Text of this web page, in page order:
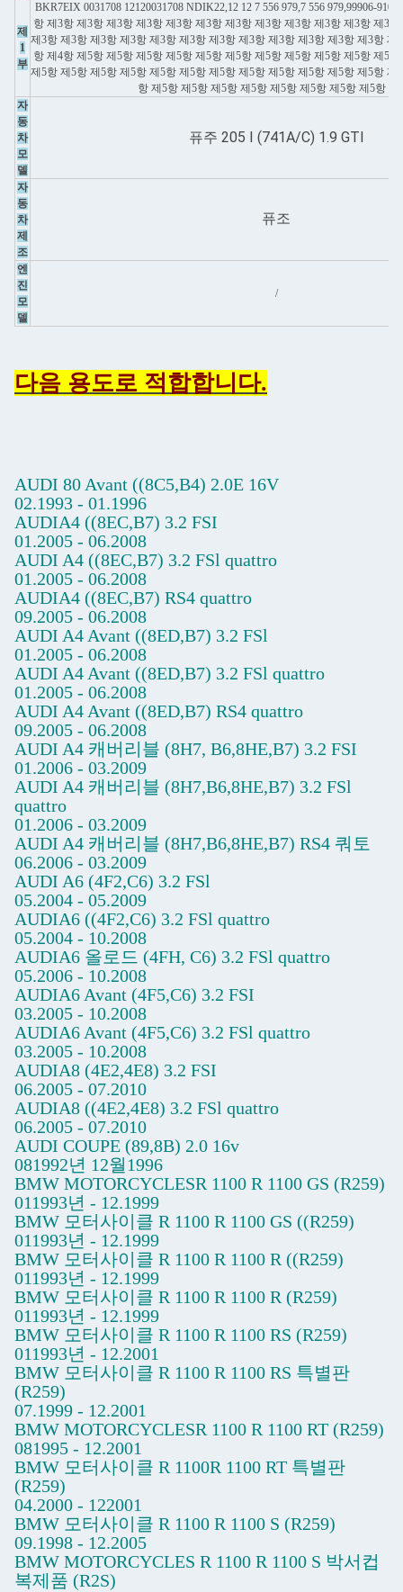
제
1
부
BKR7EIX 0031708 12120031708 NDIK22,12 12 7 556 979,7 556 979,99906-
항 제3항 제3항 제3항 제3항 제3항 제3항 제3항 제3항 제3항 제3항 제3항 제3
제3항 제3항 제3항 제3항 제3항 제3항 제3항 제3항 제3항 제3항 제3항 제3항 제
항 제4항 제5항 제5항 제5항 제5항 제5항 제5항 제5항 제5항 제5항 제5항 제5
제5항 제5항 제5항 제5항 제5항 제5항 제5항 제5항 제5항 제5항 제5항 제5항 제
항 제5항 제5항 제5항 제5항 제5항 제5항 제5항 제5항 제
자
동
차
모
델
퓨주 205 I (741A/C) 1.9 GTI
자
동
차
제
조
퓨조
엔
진
모
델
/
다음 용도로 적합합니다.
AUDI 80 Avant ((8C5,B4) 2.0E 16V
02.1993 - 01.1996
AUDIA4 ((8EC,B7) 3.2 FSI
01.2005 - 06.2008
AUDI A4 ((8EC,B7) 3.2 FSl quattro
01.2005 - 06.2008
AUDIA4 ((8EC,B7) RS4 quattro
09.2005 - 06.2008
AUDI A4 Avant ((8ED,B7) 3.2 FSl
01.2005 - 06.2008
AUDI A4 Avant ((8ED,B7) 3.2 FSl quattro
01.2005 - 06.2008
AUDI A4 Avant ((8ED,B7) RS4 quattro
09.2005 - 06.2008
AUDI A4 캐버리블 (8H7, B6,8HE,B7) 3.2 FSI
01.2006 - 03.2009
AUDI A4 캐버리블 (8H7,B6,8HE,B7) 3.2 FSl
quattro
01.2006 - 03.2009
AUDI A4 캐버리블 (8H7,B6,8HE,B7) RS4 쿼토
06.2006 - 03.2009
AUDI A6 (4F2,C6) 3.2 FSl
05.2004 - 05.2009
AUDIA6 ((4F2,C6) 3.2 FSl quattro
05.2004 - 10.2008
AUDIA6 올로드 (4FH, C6) 3.2 FSl quattro
05.2006 - 10.2008
AUDIA6 Avant (4F5,C6) 3.2 FSI
03.2005 - 10.2008
AUDIA6 Avant (4F5,C6) 3.2 FSl quattro
03.2005 - 10.2008
AUDIA8 (4E2,4E8) 3.2 FSI
06.2005 - 07.2010
AUDIA8 ((4E2,4E8) 3.2 FSl quattro
06.2005 - 07.2010
AUDI COUPE (89,8B) 2.0 16v
081992년 12월1996
BMW MOTORCYCLESR 1100 R 1100 GS (R259)
011993년 - 12.1999
BMW 모터사이클 R 1100 R 1100 GS ((R259)
011993년 - 12.1999
BMW 모터사이클 R 1100 R 1100 R ((R259)
011993년 - 12.1999
BMW 모터사이클 R 1100 R 1100 R (R259)
011993년 - 12.1999
BMW 모터사이클 R 1100 R 1100 RS (R259)
011993년 - 12.2001
BMW 모터사이클 R 1100 R 1100 RS 특별판
(R259)
07.1999 - 12.2001
BMW MOTORCYCLESR 1100 R 1100 RT (R259)
081995 - 12.2001
BMW 모터사이클 R 1100R 1100 RT 특별판
(R259)
04.2000 - 122001
BMW 모터사이클 R 1100 R 1100 S (R259)
09.1998 - 12.2005
BMW MOTORCYCLES R 1100 R 1100 S 박서컵
복제품 (R2S)